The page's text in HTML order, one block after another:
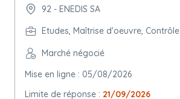
92 - ENEDIS SA
Etudes, Maîtrise d'oeuvre, Contrôle
Marché négocié
Mise en ligne : 05/08/2026
Limite de réponse : 21/09/2026